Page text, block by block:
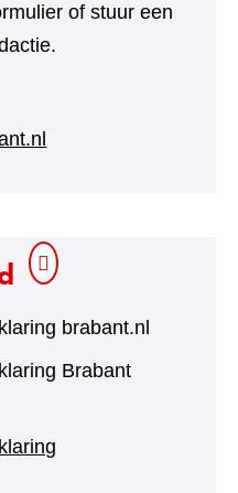
of stuur een
brabant.nl
Brabant